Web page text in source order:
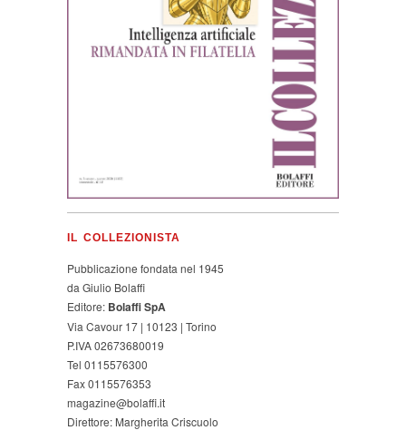
IL COLLEZIONISTA
Pubblicazione fondata nel 1945
da Giulio Bolaffi
Editore: Bolaffi SpA
Via Cavour 17 | 10123 | Torino
P.IVA 02673680019
Tel 0115576300
Fax 0115576353
magazine@bolaffi.it
Direttore: Margherita Criscuolo